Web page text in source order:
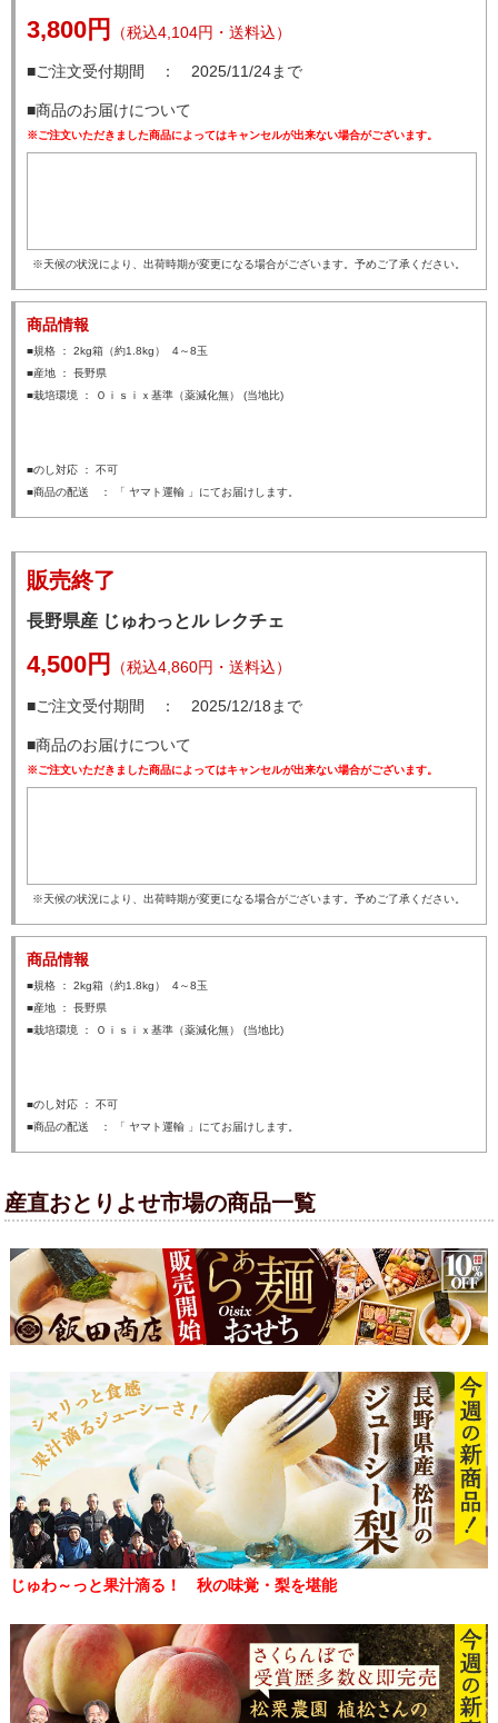
3,800円 （税込4,104円・送料込）
■ご注文受付期間 ： 2025/11/24まで
■商品のお届けについて
※ご注文いただきました商品によってはキャンセルが出来ない場合がございます。
※天候の状況により、出荷時期が変更になる場合がございます。予めご了承ください。
商品情報
■規格 ： 2kg箱（約1.8kg） 4～8玉
■産地 ： 長野県
■栽培環境 ： Ｏｉｓｉｘ基準（薬減化無） (当地比)
■のし対応 ： 不可
■商品の配送 ： 「 ヤマト運輸 」にてお届けします。
販売終了
長野県産 じゅわっとル レクチェ
4,500円 （税込4,860円・送料込）
■ご注文受付期間 ： 2025/12/18まで
■商品のお届けについて
※ご注文いただきました商品によってはキャンセルが出来ない場合がございます。
※天候の状況により、出荷時期が変更になる場合がございます。予めご了承ください。
商品情報
■規格 ： 2kg箱（約1.8kg） 4～8玉
■産地 ： 長野県
■栽培環境 ： Ｏｉｓｉｘ基準（薬減化無） (当地比)
■のし対応 ： 不可
■商品の配送 ： 「 ヤマト運輸 」にてお届けします。
産直おとりよせ市場の商品一覧
じゅわ～っと果汁滴る！ 秋の味覚・梨を堪能